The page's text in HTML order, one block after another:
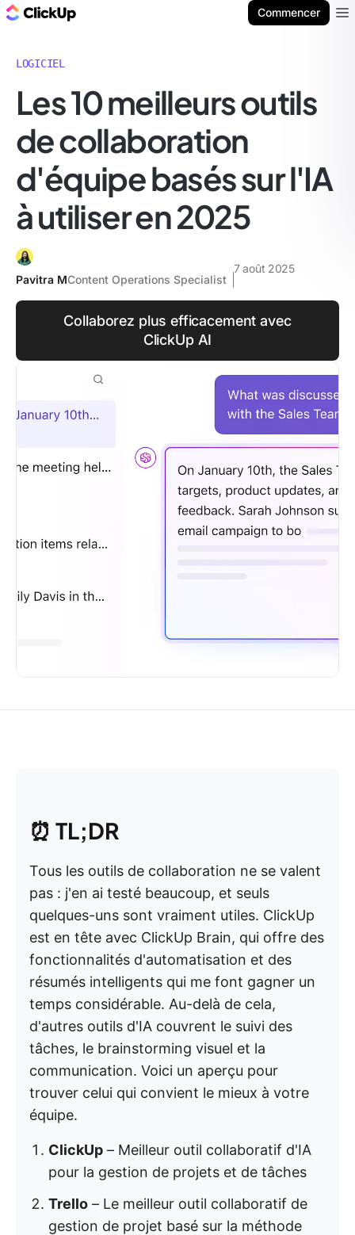
Commencer
LOGICIEL
Les 10 meilleurs outils
de collaboration
d'équipe basés sur l'IA
à utiliser en 2025
Pavitra MContent Operations Specialist
7 août 2025
Collaborez plus efficacement avec
ClickUp AI
⏰ TL;DR
Tous les outils de collaboration ne se valent
pas : j'en ai testé beaucoup, et seuls
quelques-uns sont vraiment utiles. ClickUp
est en tête avec ClickUp Brain, qui offre des
fonctionnalités d'automatisation et des
résumés intelligents qui me font gagner un
temps considérable. Au-delà de cela,
d'autres outils d'IA couvrent le suivi des
tâches, le brainstorming visuel et la
communication. Voici un aperçu pour
trouver celui qui convient le mieux à votre
équipe.
ClickUp – Meilleur outil collaboratif d'IA
pour la gestion de projets et de tâches
Trello – Le meilleur outil collaboratif de
gestion de projet basé sur la méthode